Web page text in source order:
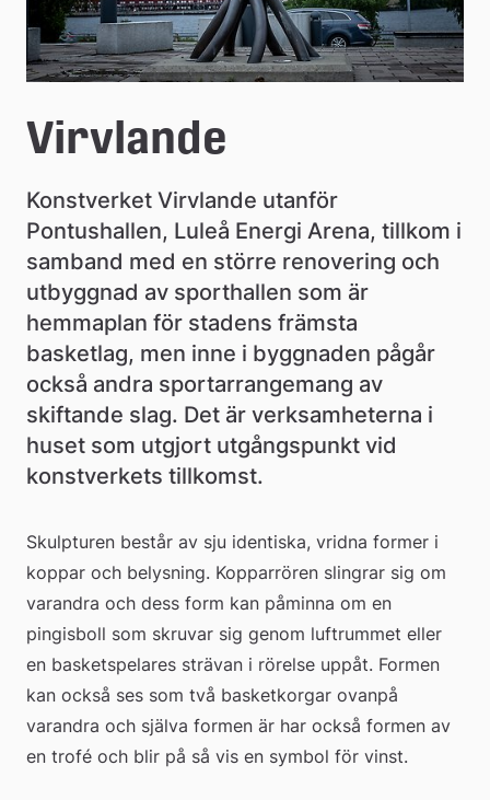
Virvlande
Konstverket Virvlande utanför
Pontushallen, Luleå Energi Arena, tillkom i
samband med en större renovering och
utbyggnad av sporthallen som är
hemmaplan för stadens främsta
basketlag, men inne i byggnaden pågår
också andra sportarrangemang av
skiftande slag. Det är verksamheterna i
huset som utgjort utgångspunkt vid
konstverkets tillkomst.
Skulpturen består av sju identiska, vridna former i
koppar och belysning. Kopparrören slingrar sig om
varandra och dess form kan påminna om en
pingisboll som skruvar sig genom luftrummet eller
en basketspelares strävan i rörelse uppåt. Formen
kan också ses som två basketkorgar ovanpå
varandra och själva formen är har också formen av
en trofé och blir på så vis en symbol för vinst.